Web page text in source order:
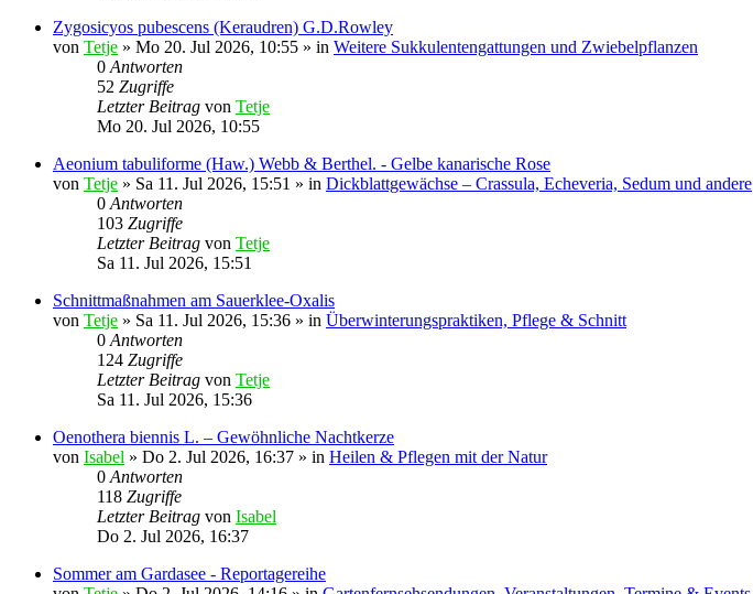
Zygosicyos pubescens (Keraudren) G.D.Rowley
von Tetje » Mo 20. Jul 2026, 10:55 » in Weitere Sukkulentengattungen und Zwiebelpflanzen
0 Antworten
52 Zugriffe
Letzter Beitrag von Tetje
Mo 20. Jul 2026, 10:55
Aeonium tabuliforme (Haw.) Webb & Berthel. - Gelbe kanarische Rose
von Tetje » Sa 11. Jul 2026, 15:51 » in Dickblattgewächse – Crassula, Echeveria, Sedum und andere
0 Antworten
103 Zugriffe
Letzter Beitrag von Tetje
Sa 11. Jul 2026, 15:51
Schnittmaßnahmen am Sauerklee-Oxalis
von Tetje » Sa 11. Jul 2026, 15:36 » in Überwinterungspraktiken, Pflege & Schnitt
0 Antworten
124 Zugriffe
Letzter Beitrag von Tetje
Sa 11. Jul 2026, 15:36
Oenothera biennis L. – Gewöhnliche Nachtkerze
von Isabel » Do 2. Jul 2026, 16:37 » in Heilen & Pflegen mit der Natur
0 Antworten
118 Zugriffe
Letzter Beitrag von Isabel
Do 2. Jul 2026, 16:37
Sommer am Gardasee - Reportagereihe